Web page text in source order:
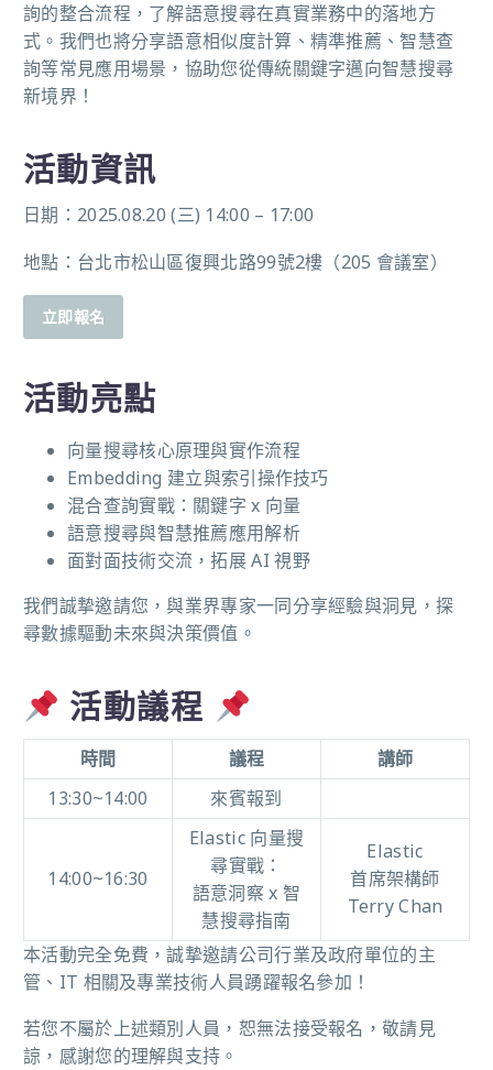
詢的整合流程，了解語意搜尋在真實業務中的落地方
式。我們也將分享語意相似度計算、精準推薦、智慧查
詢等常見應用場景，協助您從傳統關鍵字邁向智慧搜尋
新境界！
活動資訊
日期：2025.08.20 (三) 14:00 – 17:00
地點：台北市松山區復興北路99號2樓（205 會議室）
立即報名
活動亮點
向量搜尋核心原理與實作流程
Embedding 建立與索引操作技巧
混合查詢實戰：關鍵字 x 向量
語意搜尋與智慧推薦應用解析
面對面技術交流，拓展 AI 視野
我們誠摯邀請您，與業界專家一同分享經驗與洞見，探
尋數據驅動未來與決策價值。
活動議程
時間 議程
講師
13:30~14:00
來賓報到
14:00~16:30
Elastic 向量搜
尋實戰：
語意洞察 x 智
慧搜尋指南
Elastic
首席架構師
Terry Chan
本活動完全免費，誠摯邀請公司行業及政府單位的主
管、IT 相關及專業技術人員踴躍報名參加！
若您不屬於上述類別人員，恕無法接受報名，敬請見
諒，感謝您的理解與支持。